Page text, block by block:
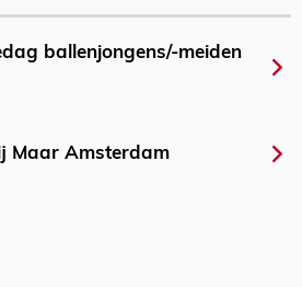
ballenjongens/-meiden
Maar Amsterdam